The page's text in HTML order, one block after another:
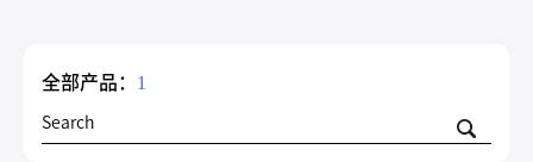
全部产品： 1